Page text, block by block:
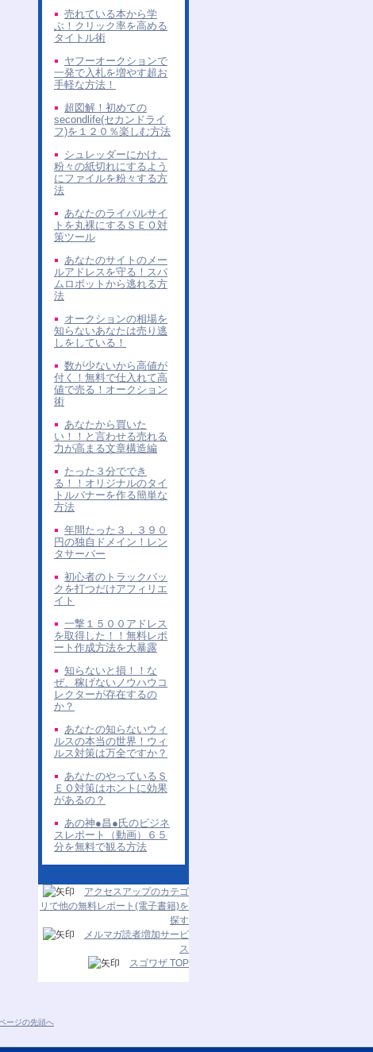
売れている本から学
ぶ！クリック率を高める
タイトル術
ヤフーオークションで
一発で入札を増やす超お
手軽な方法！
超図解！初めての
secondlife(セカンドライ
フ)を１２０％楽しむ方法
シュレッダーにかけ、
粉々の紙切れにするよう
にファイルを粉々する方
法
あなたのライバルサイ
トを丸裸にするＳＥＯ対
策ツール
あなたのサイトのメー
ルアドレスを守る！スパ
ムロボットから逃れる方
法
オークションの相場を
知らないあなたは売り逃
しをしている！
数が少ないから高値が
付く！無料で仕入れて高
値で売る！オークション
術
あなたから買いた
い！！と言わせる売れる
力が高まる文章構造編
たった３分ででき
る！！オリジナルのタイ
トルバナーを作る簡単な
方法
年間たった３，３９０
円の独自ドメイン！レン
タサーバー
初心者のトラックバッ
クを打つだけアフィリエ
イト
一撃１５００アドレス
を取得した！！無料レポ
ート作成方法を大暴露
知らないと損！！な
ぜ、稼げないノウハウコ
レクターが存在するの
か？
あなたの知らないウィ
ルスの本当の世界！ウィ
ルス対策は万全ですか？
あなたのやっているＳ
ＥＯ対策はホントに効果
があるの？
あの神●昌●氏のビジネ
スレポート（動画）６５
分を無料で観る方法
アクセスアップのカテゴ
リで他の無料レポート(電子書籍)を
探す
メルマガ読者増加サービ
ス
スゴワザ TOP